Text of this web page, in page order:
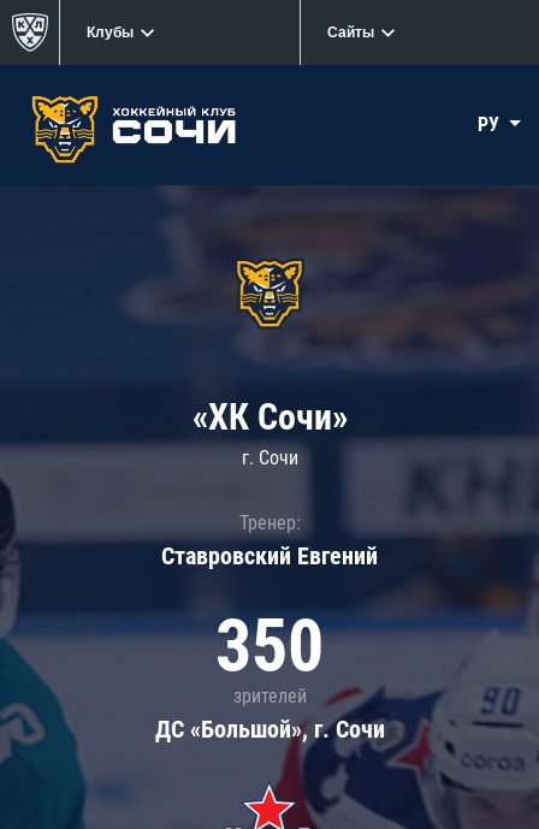
Клубы Сайты
РУ
«ХК Сочи»
г. Сочи
Тренер:
Ставровский Евгений
350
зрителей
ДС «Большой», г. Сочи